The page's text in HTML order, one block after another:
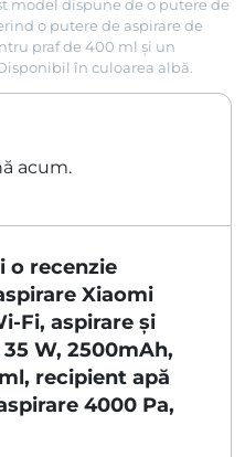
model dispune de o putere de
o putere de aspirare de
praf de 400 ml și un
în culoarea albă.
acum.
o recenzie
Xiaomi
Fi, aspirare și
W, 2500mAh,
recipient apă
4000 Pa,